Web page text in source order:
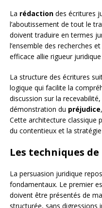
La rédaction des écritures
l’aboutissement de tout le
doivent traduire en termes
l’ensemble des recherches
efficace allie rigueur
La structure des écritures
logique qui facilite la
discussion sur la
démonstration du préjudice
Cette architecture classique
du contentieux et la
Les techniques
La persuasion juridique
fondamentaux. Le premier
doivent être présentés de
structurée, sans digressions